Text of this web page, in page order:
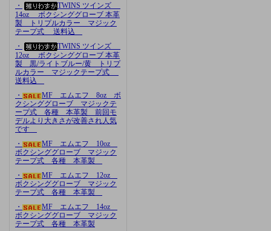
・
TWINS ツインズ
14oz ボクシンググローブ 本革
製 トリプルカラー マジック
テープ式 送料込
・
TWINS ツインズ
12oz ボクシンググローブ 本革
製 黒/ライトブルー/黄 トリプ
ルカラー マジックテープ式
送料込
・
MF エムエフ 8oz ボ
クシンググローブ マジックテ
ープ式 各種 本革製 前回モ
デルより大きさが改善され人気
です
・
MF エムエフ 10oz
ボクシンググローブ マジック
テープ式 各種 本革製
・
MF エムエフ 12oz
ボクシンググローブ マジック
テープ式 各種 本革製
・
MF エムエフ 14oz
ボクシンググローブ マジック
テープ式 各種 本革製